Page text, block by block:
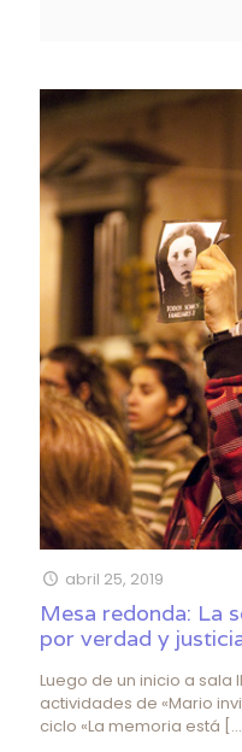
abril 25, 2019
Mesa redonda: La
por verdad y
Luego de un inicio a sala
actividades de «Mario
ciclo «La memoria está